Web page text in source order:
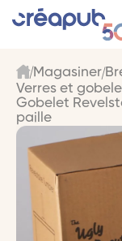
Magasiner
Verres et
Gobelet
paille